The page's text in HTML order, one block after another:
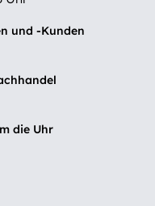
und -Kunden
die Uhr